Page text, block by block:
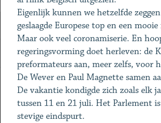
Eigenlijk kunnen we hetzelfde
geslaagde Europese top en een
Maar ook veel coronamiserie. En
regeringsvorming doet herleven: de
preformateurs aan, meer zelfs, voor
De Wever en Paul Magnette samen
De vakantie kondigde zich zoals elk
tussen 11 en 21 juli. Het Parlement
stevige eindspurt.